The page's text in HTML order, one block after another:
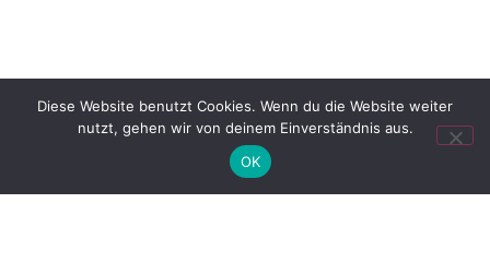
Diese Website benutzt Cookies. Wenn du die Website weiter
nutzt, gehen wir von deinem Einverständnis aus.
OK